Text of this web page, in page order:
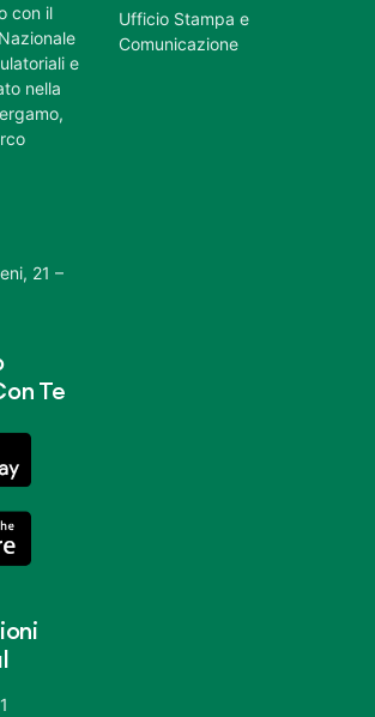
con il
e
nella
21 –
Te
Ufficio Stampa e
Comunicazione